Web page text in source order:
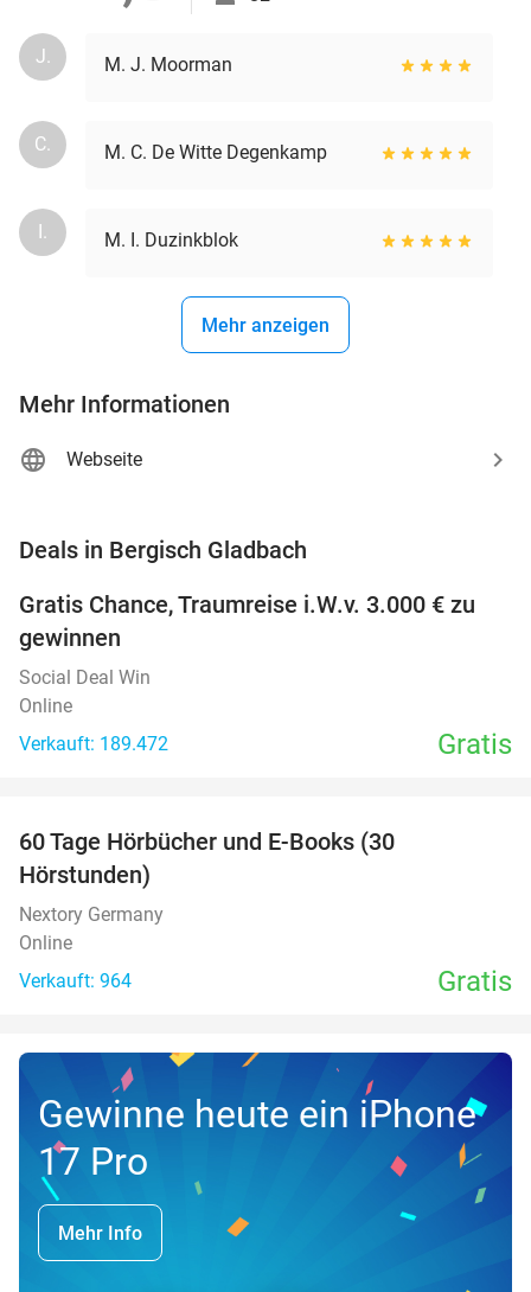
J. M. J. Moorman
C. M. C. De Witte Degenkamp
I. M. I. Duzinkblok
Mehr anzeigen
Mehr Informationen
Webseite
Deals in Bergisch Gladbach
Gratis Chance, Traumreise i.W.v. 3.000 € zu
gewinnen
Social Deal Win
Online
Verkauft: 189.472
Gratis
60 Tage Hörbücher und E-Books (30
Hörstunden)
Nextory Germany
Online
Verkauft: 964
Gratis
Gewinne heute ein iPhone
17 Pro
Mehr Info